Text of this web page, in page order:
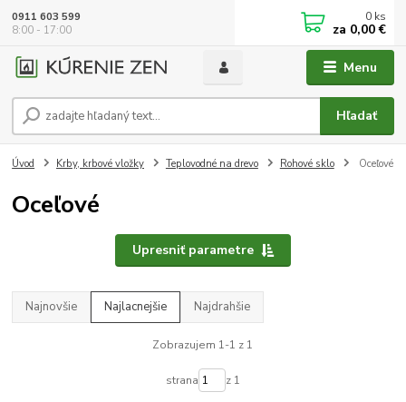
Menu
Hľadať
0911 603 599
8:00 - 17:00
0 ks
za 0,00 €
Úvod Krby, krbové vložky Teplovodné na drevo Rohové sklo Oceľové
Oceľové
Upresniť parametre
Najnovšie Najlacnejšie Najdrahšie
Zobrazujem 1-1 z 1
strana z 1